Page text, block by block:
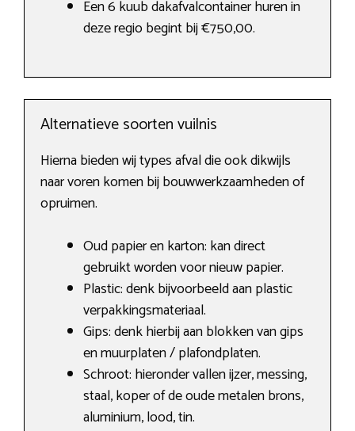
Een 6 kuub dakafvalcontainer huren in
deze regio begint bij €750,00.
Alternatieve soorten vuilnis
Hierna bieden wij types afval die ook dikwijls
naar voren komen bij bouwwerkzaamheden of
opruimen.
Oud papier en karton: kan direct
gebruikt worden voor nieuw papier.
Plastic: denk bijvoorbeeld aan plastic
verpakkingsmateriaal.
Gips: denk hierbij aan blokken van gips
en muurplaten / plafondplaten.
Schroot: hieronder vallen ijzer, messing,
staal, koper of de oude metalen brons,
aluminium, lood, tin.